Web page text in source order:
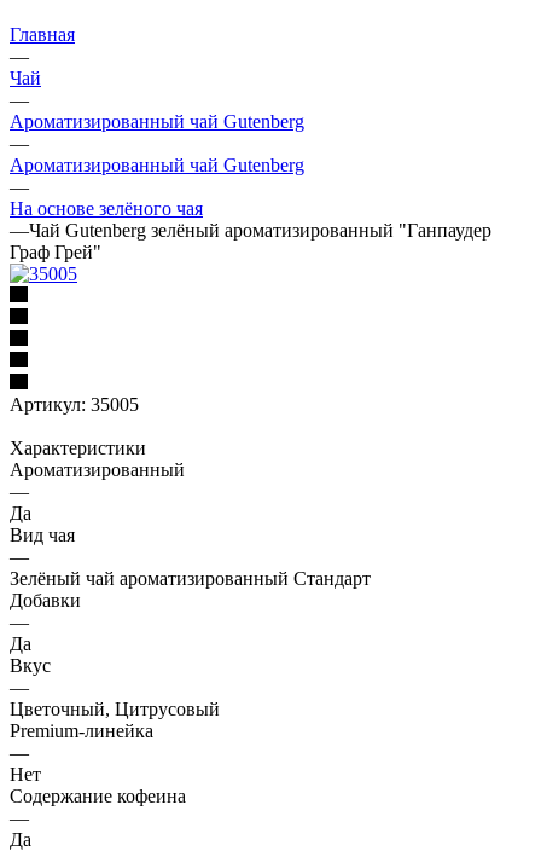
Главная
—
Чай
—
Ароматизированный чай Gutenberg
—
Ароматизированный чай Gutenberg
—
На основе зелёного чая
—Чай Gutenberg зелёный ароматизированный "Ганпаудер
Граф Грей"
Артикул: 35005
Характеристики
Ароматизированный
—
Да
Вид чая
—
Зелёный чай ароматизированный Стандарт
Добавки
—
Да
Вкус
—
Цветочный, Цитрусовый
Premium-линейка
—
Нет
Содержание кофеина
—
Да